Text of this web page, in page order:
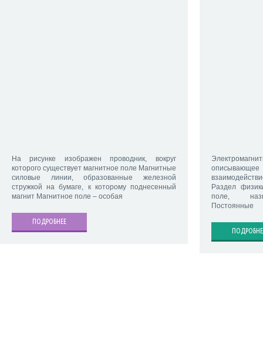
На рисунке изображен проводник, вокруг
которого существует магнитное поле Магнитные
силовые линии, образованные железной
стружкой на бумаге, к которому поднесенный
магнит Магнитное поле – особая
ПОДРОБНЕЕ
Раздел
поле,
Постоянные